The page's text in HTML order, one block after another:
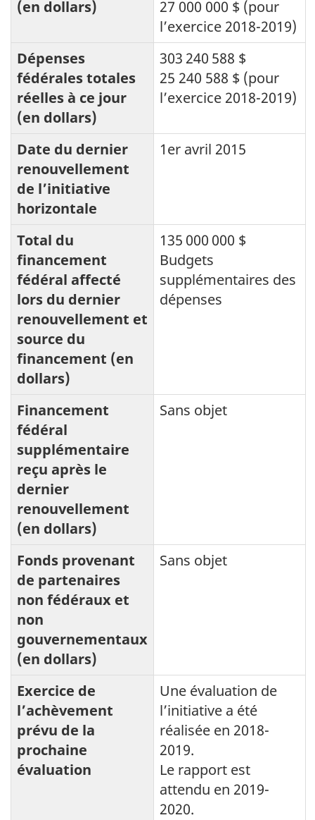
(en dollars)
27 000 000 $ (pour
l’exercice 2018-2019)
Dépenses
fédérales totales
réelles à ce jour
(en dollars)
303 240 588 $
25 240 588 $ (pour
l’exercice 2018-2019)
Date du dernier
renouvellement
de l’initiative
horizontale
1er avril 2015
Total du
financement
fédéral affecté
lors du dernier
renouvellement et
source du
financement (en
dollars)
135 000 000 $
Budgets
supplémentaires des
dépenses
Financement
fédéral
supplémentaire
reçu après le
dernier
renouvellement
(en dollars)
Sans objet
Fonds provenant
de partenaires
non fédéraux et
non
gouvernementaux
(en dollars)
Sans objet
Exercice de
l’achèvement
prévu de la
prochaine
évaluation
Une évaluation de
l’initiative a été
réalisée en 2018-
2019.
Le rapport est
attendu en 2019-
2020.